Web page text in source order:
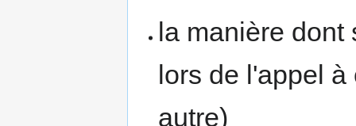
la manière dont
lors de l'appel
autre)